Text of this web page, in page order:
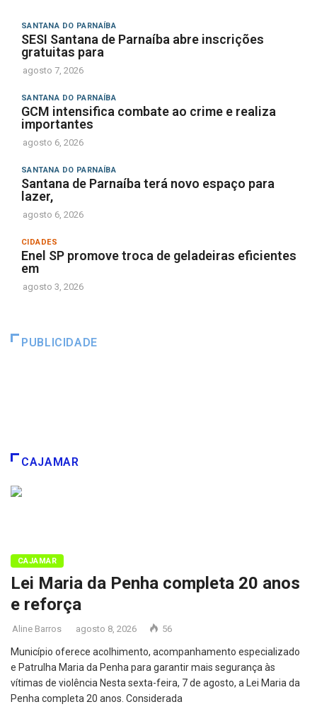
SANTANA DO PARNAÍBA
SESI Santana de Parnaíba abre inscrições
gratuitas para
agosto 7, 2026
SANTANA DO PARNAÍBA
GCM intensifica combate ao crime e realiza
importantes
agosto 6, 2026
SANTANA DO PARNAÍBA
Santana de Parnaíba terá novo espaço para
lazer,
agosto 6, 2026
CIDADES
Enel SP promove troca de geladeiras eficientes
em
agosto 3, 2026
PUBLICIDADE
CAJAMAR
CAJAMAR
Lei Maria da Penha completa 20 anos
e reforça
Aline Barros agosto 8, 2026 56
Município oferece acolhimento, acompanhamento especializado
e Patrulha Maria da Penha para garantir mais segurança às
vítimas de violência Nesta sexta-feira, 7 de agosto, a Lei Maria da
Penha completa 20 anos. Considerada